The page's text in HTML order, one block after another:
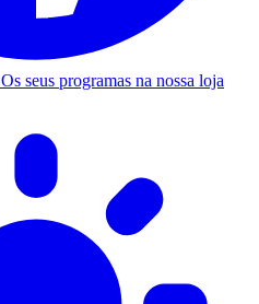
Os seus programas na nossa loja